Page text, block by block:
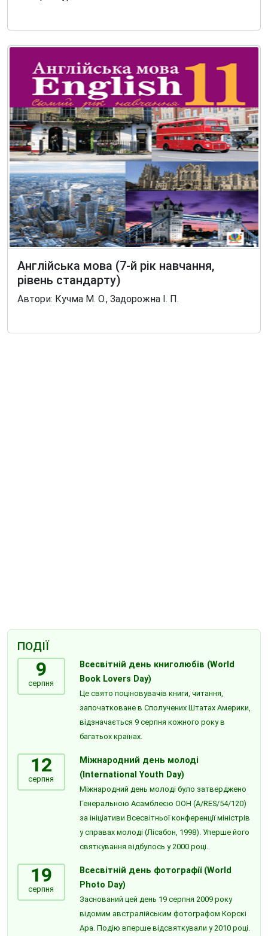
Англійська мова (7-й рік навчання,
рівень стандарту)
Автори: Кучма М. О., Задорожна І. П.
ПОДІЇ
9
серпня
Всесвітній день книголюбів (World
Book Lovers Day)
Це свято поціновувачів книги, читання,
започатковане в Сполучених Штатах Америки,
відзначається 9 серпня кожного року в
багатьох країнах.
12
серпня
Міжнародний день молоді
(International Youth Day)
Міжнародний день молоді було затверджено
Генеральною Асамблеєю ООН (A/RES/54/120)
за ініціативи Всесвітньої конференції міністрів
у справах молоді (Лісабон, 1998). Уперше його
святкування відбулось у 2000 році.
19
серпня
Всесвітній день фотографії (World
Photo Day)
Заснований цей день 19 серпня 2009 року
відомим австралійським фотографом Корскі
Ара. Подію вперше відсвяткували у 2010 році.